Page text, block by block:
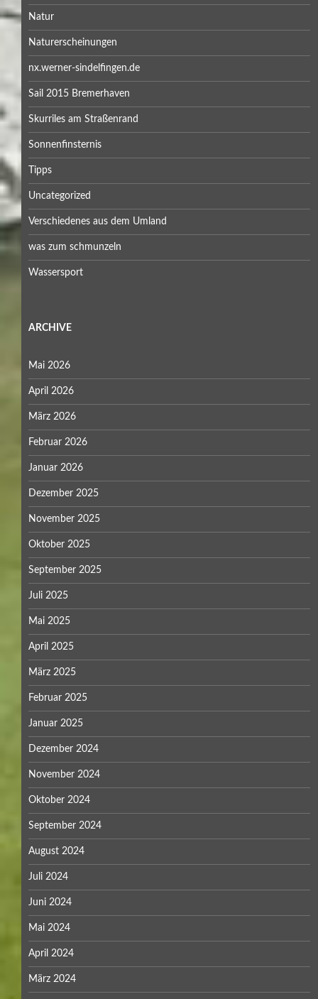
Natur
Naturerscheinungen
nx.werner-sindelfingen.de
Sail 2015 Bremerhaven
Skurriles am Straßenrand
Sonnenfinsternis
Tipps
Uncategorized
Verschiedenes aus dem Umland
was zum schmunzeln
Wassersport
ARCHIVE
Mai 2026
April 2026
März 2026
Februar 2026
Januar 2026
Dezember 2025
November 2025
Oktober 2025
September 2025
Juli 2025
Mai 2025
April 2025
März 2025
Februar 2025
Januar 2025
Dezember 2024
November 2024
Oktober 2024
September 2024
August 2024
Juli 2024
Juni 2024
Mai 2024
April 2024
März 2024